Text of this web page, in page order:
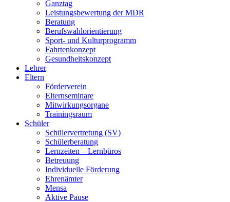
Ganztag
Leistungsbewertung der MDR
Beratung
Berufswahlorientierung
Sport- und Kulturprogramm
Fahrtenkonzept
Gesundheitskonzept
Lehrer
Eltern
Förderverein
Elternseminare
Mitwirkungsorgane
Trainingsraum
Schüler
Schülervertretung (SV)
Schülerberatung
Lernzeiten – Lernbüros
Betreuung
Individuelle Förderung
Ehrenämter
Mensa
Aktive Pause